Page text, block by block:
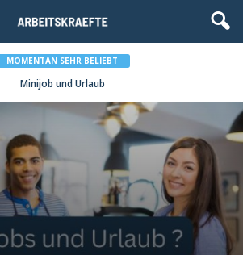
MOMENTAN SEHR BELIEBT
Minijob und Urlaub
zur Förderung von Tarifverhandlungen